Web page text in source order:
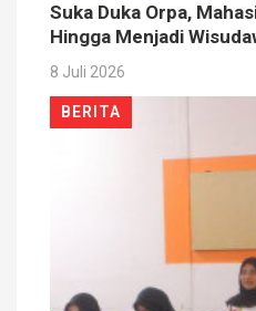
Suka Duka Orpa,
Hingga Menjadi
8 Juli 2026
BERITA